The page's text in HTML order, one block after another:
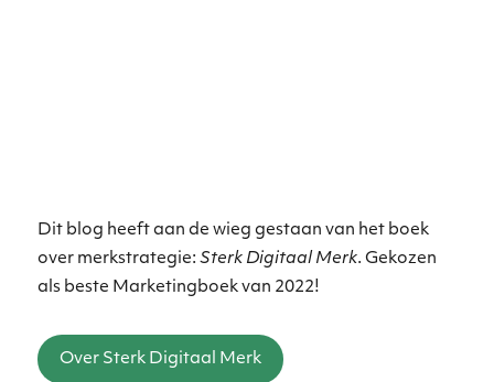
Dit blog heeft aan de wieg gestaan van het boek
over merkstrategie:Sterk Digitaal Merk. Gekozen
als beste Marketingboek van 2022!
Over Sterk Digitaal Merk